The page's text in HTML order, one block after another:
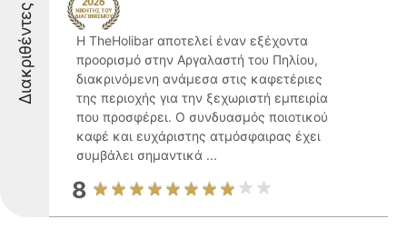
Διακριθέντες
Η TheHolibar αποτελεί έναν εξέχοντα
προορισμό στην Αργαλαστή του Πηλίου,
διακρινόμενη ανάμεσα στις καφετέριες
της περιοχής για την ξεχωριστή εμπειρία
που προσφέρει. Ο συνδυασμός ποιοτικού
καφέ και ευχάριστης ατμόσφαιρας έχει
συμβάλει σημαντικά ...
8